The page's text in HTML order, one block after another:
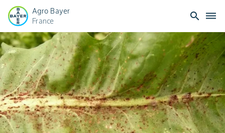
Agro Bayer
France
search dehaze